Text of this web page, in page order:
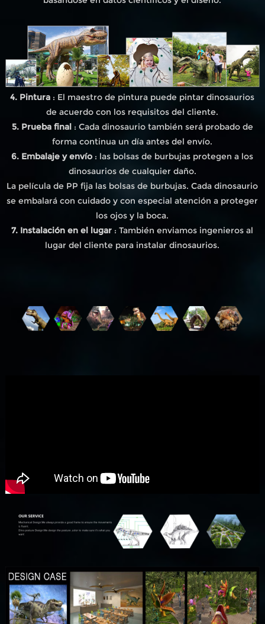
4. Pintura : El maestro de pintura puede pintar dinosaurios
de acuerdo con los requisitos del cliente.
5. Prueba final: Cada dinosaurio también será probado de
forma continua un día antes del envío.
6. Embalaje y envío : las bolsas de burbujas protegen a los
dinosaurios de cualquier daño.
La película de PP fija las bolsas de burbujas. Cada dinosaurio
se embalará con cuidado y con especial atención a proteger
los ojos y la boca.
7. Instalación en el lugar : También enviamos ingenieros al
lugar del cliente para instalar dinosaurios.